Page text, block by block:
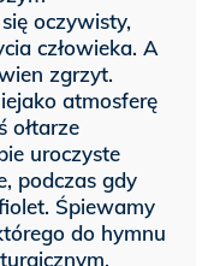
oczywisty,
człowieka. A
zgrzyt.
atmosferę
ołtarze
uroczyste
podczas gdy
Śpiewamy
do hymnu